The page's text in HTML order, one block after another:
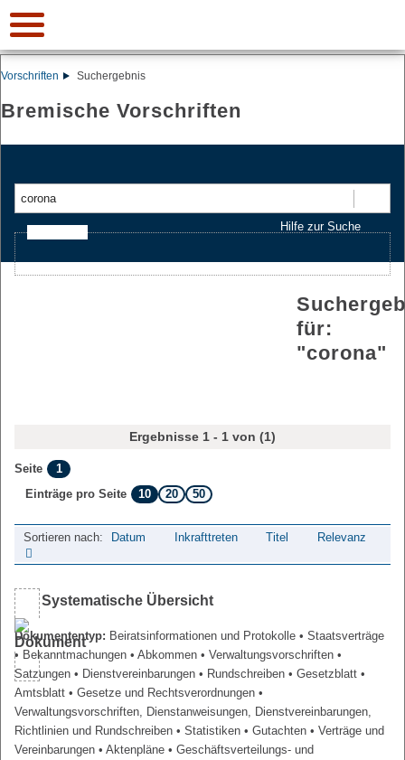
Vorschriften Suchergebnis
Bremische Vorschriften
Hilfe zur Suche
für:
"corona"
Ergebnisse 1 - 1 von (1)
Seite
1
Einträge pro Seite
10 20 50
Sortieren nach: Datum Inkrafttreten Titel Relevanz
Systematische Übersicht
Dokumententyp: Beiratsinformationen und Protokolle • Staatsverträge
• Bekanntmachungen • Abkommen • Verwaltungsvorschriften •
Satzungen • Dienstvereinbarungen • Rundschreiben • Gesetzblatt •
Amtsblatt • Gesetze und Rechtsverordnungen •
Verwaltungsvorschriften, Dienstanweisungen, Dienstvereinbarungen,
Richtlinien und Rundschreiben • Statistiken • Gutachten • Verträge und
Vereinbarungen • Aktenpläne • Geschäftsverteilungs- und